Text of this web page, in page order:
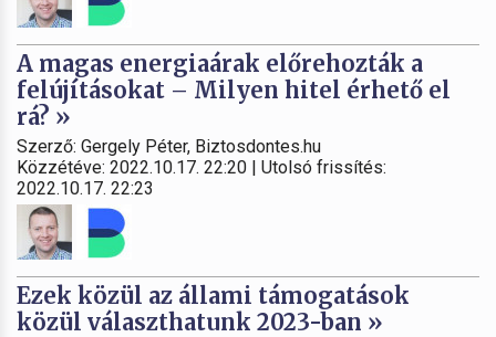
A magas energiaárak előrehozták a
felújításokat – Milyen hitel érhető el
rá? »
Szerző: Gergely Péter, Biztosdontes.hu
Közzétéve: 2022.10.17. 22:20 | Utolsó frissítés:
2022.10.17. 22:23
Ezek közül az állami támogatások
közül választhatunk 2023-ban »